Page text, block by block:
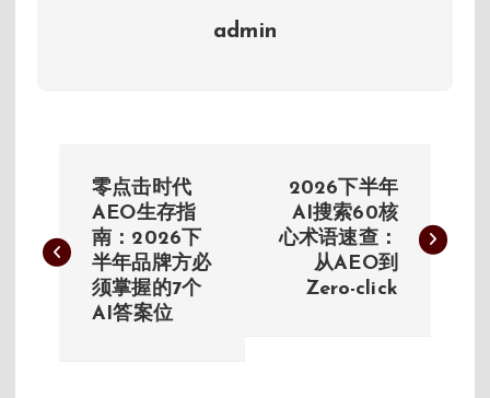
admin
导
零点击时代
AEO生存指
南：2026下
半年品牌方必
须掌握的7个
AI答案位
2026下半年
AI搜索60核
心术语速查：
从AEO到
Zero-click